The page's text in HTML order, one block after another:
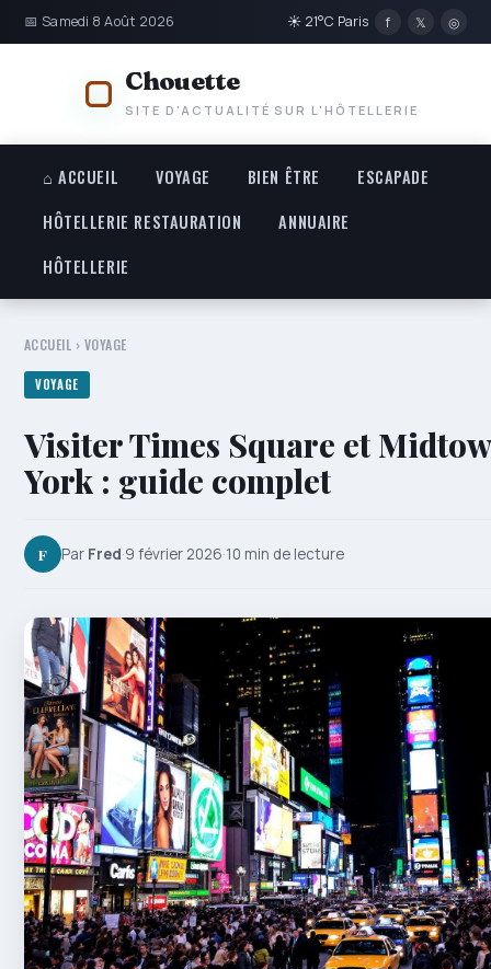
📅 Samedi 8 Août 2026 ☀ 21°C Paris f 𝕏 ◎
Chouette
SITE D'ACTUALITÉ SUR L'HÔTELLERIE
⌂ ACCUEIL VOYAGE BIEN ÊTRE
ESCAPADE
HÔTELLERIE RESTAURATION
ANNUAIRE
HÔTELLERIE
ACCUEIL › VOYAGE
VOYAGE
Visiter Times Square et
York : guide complet
F Par Fred·9 février 2026·10 min de lecture